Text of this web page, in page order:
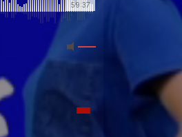
59:37